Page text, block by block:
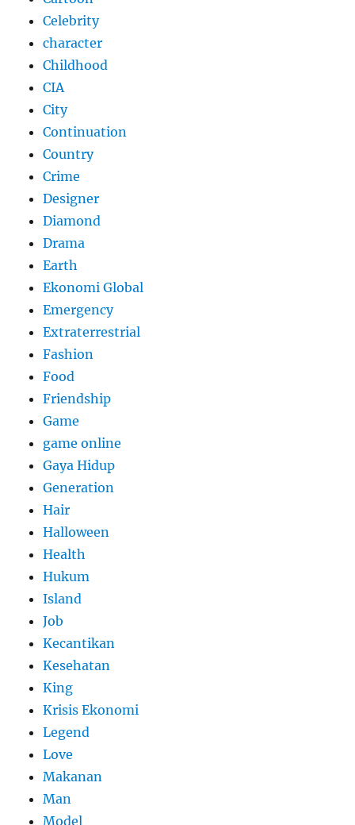
Celebrity
character
Childhood
CIA
City
Continuation
Country
Crime
Designer
Diamond
Drama
Earth
Ekonomi Global
Emergency
Extraterrestrial
Fashion
Food
Friendship
Game
game online
Gaya Hidup
Generation
Hair
Halloween
Health
Hukum
Island
Job
Kecantikan
Kesehatan
King
Krisis Ekonomi
Legend
Love
Makanan
Man
Model